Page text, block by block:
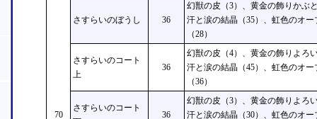
70
さすらいのぼうし 36
幻獣の皮（3）、黄金の飾りかぶ
汗と涙の結晶（35）、虹色のオ
（28）
さすらいのコート
上
36
幻獣の皮（4）、黄金の飾りよろ
汗と涙の結晶（45）、虹色のオ
（36）
さすらいのコート
36
幻獣の皮（3）、黄金の飾りよろ
汗と涙の結晶（30）、虹色のオ